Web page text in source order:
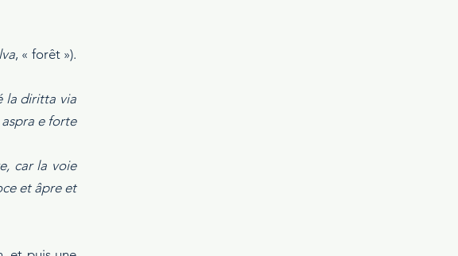
, « forêt »).
la diritta via
e forte
car la voie
et âpre et